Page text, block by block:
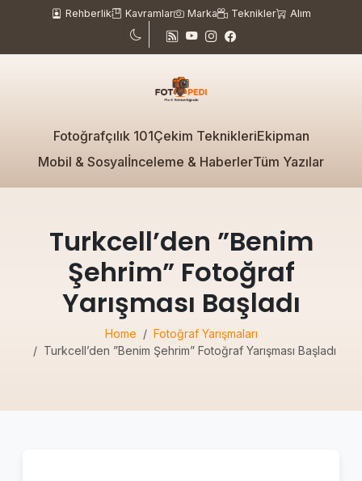
Rehberlik Kavramlar Marka Teknikler Alım
Fotoğrafçılık 101Çekim TeknikleriEkipman
Mobil & Sosyalİnceleme & HaberlerTüm Yazılar
Turkcell’den ”Benim
Şehrim” Fotoğraf
Yarışması Başladı
Home
Fotoğraf Yarışmaları
Turkcell’den ”Benim Şehrim” Fotoğraf Yarışması Başladı